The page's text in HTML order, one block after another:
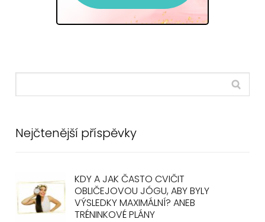
Nejčtenější příspěvky
KDY A JAK ČASTO CVIČIT
OBLIČEJOVOU JÓGU, ABY BYLY
VÝSLEDKY MAXIMÁLNÍ? ANEB
TRÉNINKOVÉ PLÁNY